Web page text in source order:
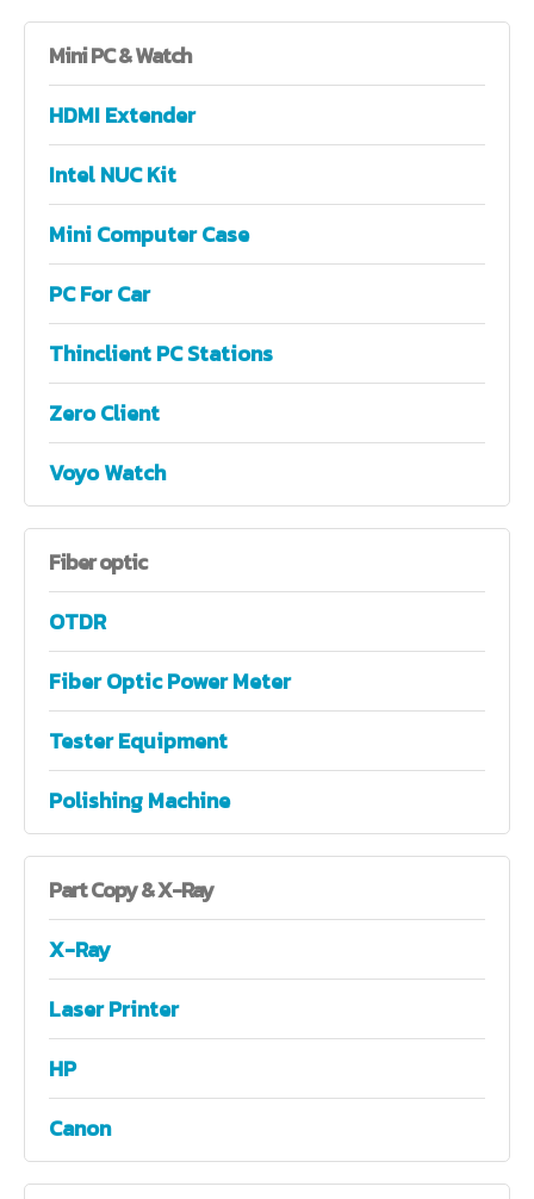
MiniPC & Watch
HDMI Extender
Intel NUC Kit
Mini Computer Case
PC For Car
Thinclient PC Stations
Zero Client
Voyo Watch
Fiberoptic
OTDR
Fiber Optic Power Meter
Tester Equipment
Polishing Machine
PartCopy & X-Ray
X-Ray
Laser Printer
HP
Canon